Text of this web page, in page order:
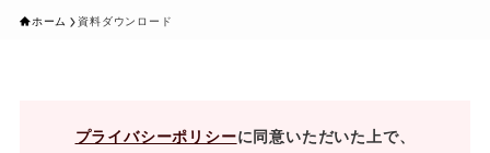
ホーム 資料ダウンロード
プライバシーポリシーに同意いただいた上で、